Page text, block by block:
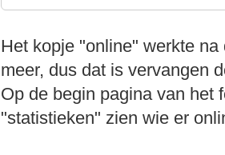
Het kopje "online" werkte
meer, dus dat is vervangen
Op de begin pagina van het
"statistieken" zien wie er